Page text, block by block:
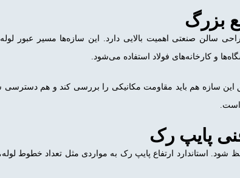
بزرگ
سالن صنعتی اهمیت بالایی دارد. این سازه‌ها مسیر عبور
و کارخانه‌های فولاد استفاده می‌شود.
سازه هم باید مقاومت مکانیکی را بررسی کند و هم دسترسی
است.
پایپ رک
استاندارد ارتفاع پایپ رک به مواردی مثل تعداد خطوط